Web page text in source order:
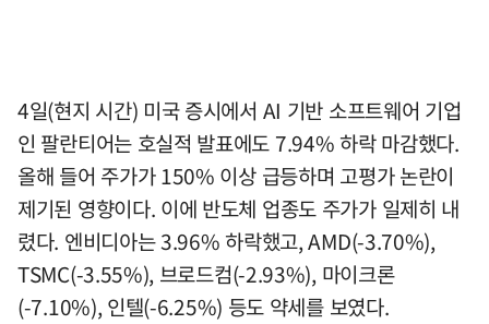
4일(현지 시간) 미국 증시에서 AI 기반 소프트웨어 기업
인 팔란티어는 호실적 발표에도 7.94% 하락 마감했다.
올해 들어 주가가 150% 이상 급등하며 고평가 논란이
제기된 영향이다. 이에 반도체 업종도 주가가 일제히 내
렸다. 엔비디아는 3.96% 하락했고, AMD(-3.70%),
TSMC(-3.55%), 브로드컴(-2.93%), 마이크론
(-7.10%), 인텔(-6.25%) 등도 약세를 보였다.